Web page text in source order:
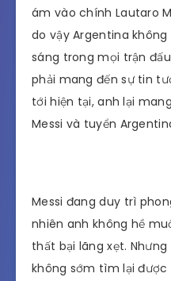
ám vào chính Lautaro
do vậy Argentina
sáng trong mọi trận
phải mang đến sự tin
tới hiện tại, anh lại
Messi và tuyển
Messi đang duy trì
nhiên anh không hề
thất bại lãng xẹt.
không sớm tìm lại